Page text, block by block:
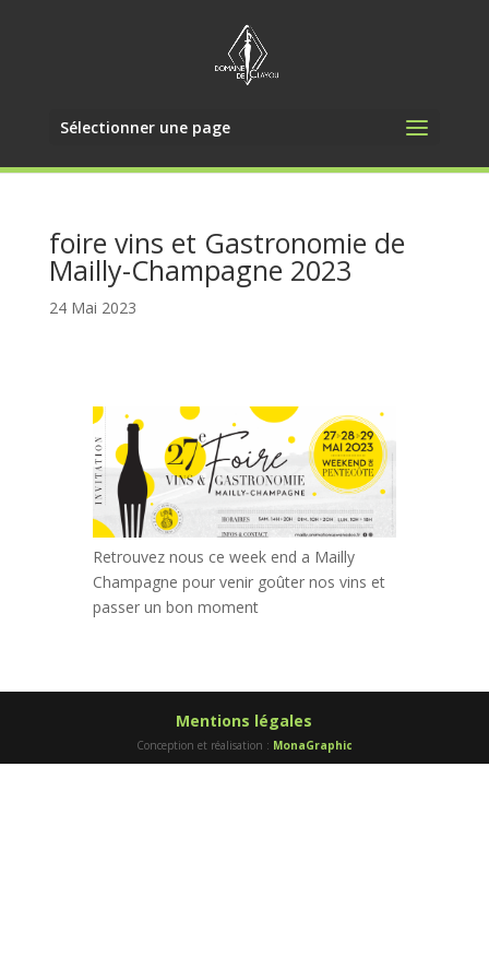
Sélectionner une page
foire vins et Gastronomie de
Mailly-Champagne 2023
24 Mai 2023
Retrouvez nous ce week end a Mailly
Champagne pour venir goûter nos vins et
passer un bon moment
Mentions légales
Conception et réalisation : MonaGraphic